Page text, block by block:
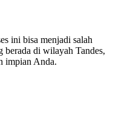
ini bisa menjadi salah
berada di wilayah Tandes,
impian Anda.